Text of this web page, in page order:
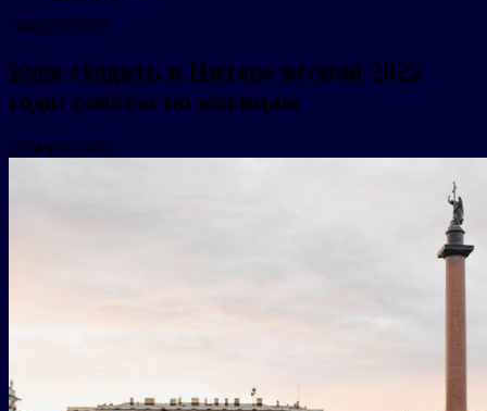
ОБЩЕСТВО
Куда сходить в Питере весной 2022
года: советы по месяцам
21 марта 2022